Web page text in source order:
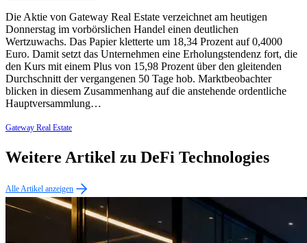
Die Aktie von Gateway Real Estate verzeichnet am heutigen
Donnerstag im vorbörslichen Handel einen deutlichen
Wertzuwachs. Das Papier kletterte um 18,34 Prozent auf 0,4000
Euro. Damit setzt das Unternehmen eine Erholungstendenz fort, die
den Kurs mit einem Plus von 15,98 Prozent über den gleitenden
Durchschnitt der vergangenen 50 Tage hob. Marktbeobachter
blicken in diesem Zusammenhang auf die anstehende ordentliche
Hauptversammlung…
Gateway Real Estate
Weitere Artikel zu DeFi Technologies
Alle Artikel anzeigen